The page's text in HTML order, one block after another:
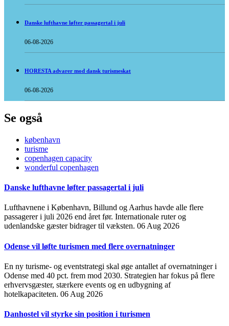
Danske lufthavne løfter passagertal i juli
06-08-2026
HORESTA advarer mod dansk turismeskat
06-08-2026
Se også
københavn
turisme
copenhagen capacity
wonderful copenhagen
Danske lufthavne løfter passagertal i juli
Lufthavnene i København, Billund og Aarhus havde alle flere
passagerer i juli 2026 end året før. Internationale ruter og
udenlandske gæster bidrager til væksten. 06 Aug 2026
Odense vil løfte turismen med flere overnatninger
En ny turisme- og eventstrategi skal øge antallet af overnatninger i
Odense med 40 pct. frem mod 2030. Strategien har fokus på flere
erhvervsgæster, stærkere events og en udbygning af
hotelkapaciteten. 06 Aug 2026
Danhostel vil styrke sin position i turismen